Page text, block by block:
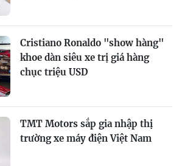
Cristiano Ronaldo "show hàng"
khoe dàn siêu xe trị giá hàng
chục triệu USD
TMT Motors sắp gia nhập thị
trường xe máy điện Việt Nam